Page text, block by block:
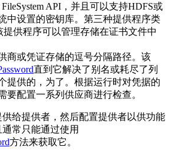
API，并且可以支持HDFS或
中设置的密钥库。第三种提供程序类
提供程序可以管理存储在证书文件中
商或凭证存储的逗号分隔路径。该
直到它解决了别名或耗尽了列
提供的，为了。根据运行时对凭据的
要配置一系列供应商进行检查。
给提供者，然后配置提供者以供功能
常只能通过使用
方法来获取它。